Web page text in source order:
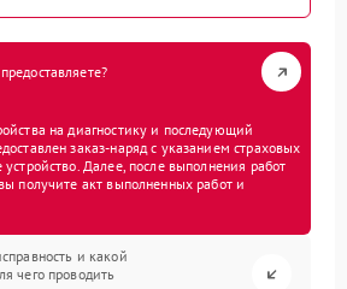
на диагностику и последующий
заказ-наряд с указанием страховых
устройство. Далее, после выполнения работ
получите акт выполненных работ и
и какой
чего проводить